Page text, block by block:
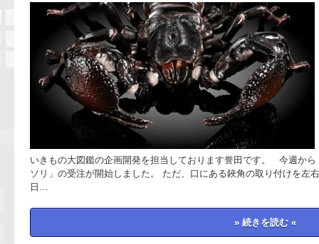
いきもの大図鑑の企画開発を担当しております誉田です。 今週か
ソリ」の受注が開始しました。 ただ、口にある鋏角の取り付けを左
日…
» 続きを読む «